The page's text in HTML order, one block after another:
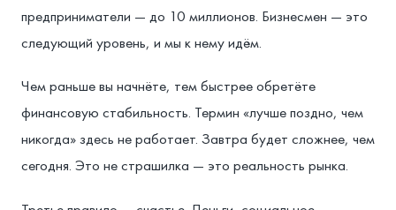
предприниматели — до 10 миллионов. Бизнесмен — это
следующий уровень, и мы к нему идём.
Чем раньше вы начнёте, тем быстрее обретёте
финансовую стабильность. Термин «лучше поздно, чем
никогда» здесь не работает. Завтра будет сложнее, чем
сегодня. Это не страшилка — это реальность рынка.